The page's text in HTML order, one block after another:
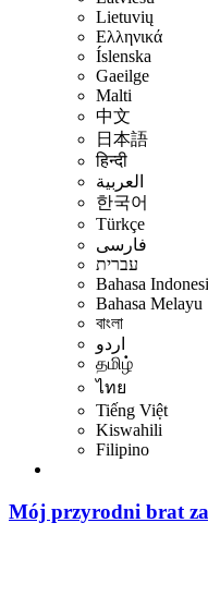
Lietuvių
Ελληνικά
Íslenska
Gaeilge
Malti
中文
日本語
हिन्दी
العربية
한국어
Türkçe
فارسی
עברית
Bahasa
Bahasa Melayu
বাংলা
اردو
தமிழ்
ไทย
Tiếng Việt
Kiswahili
Filipino
Mój przyrodni brat